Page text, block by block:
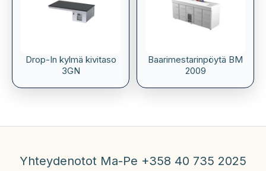
Drop-In kylmä kivitaso
3GN
Baarimestarinpöytä BM
2009
Yhteydenotot Ma-Pe +358 40 735 2025